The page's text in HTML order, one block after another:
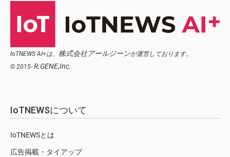
IoTNEWS AI+は、 株式会社アールジーンが運営しております。
© 2015- R.GENE,Inc.
IoTNEWSについて
IoTNEWSとは
広告掲載・タイアップ